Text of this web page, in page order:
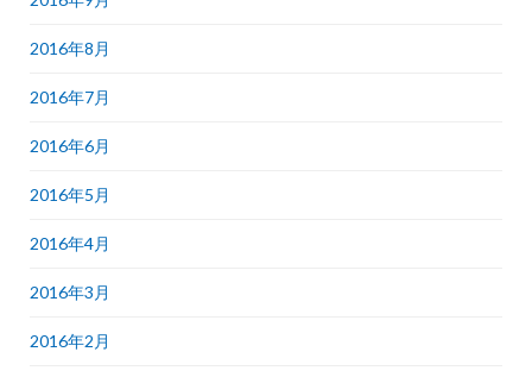
2016年8月
2016年7月
2016年6月
2016年5月
2016年4月
2016年3月
2016年2月